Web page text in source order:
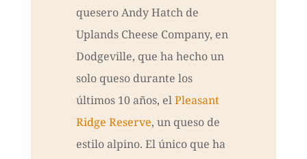
quesero Andy Hatch de
Uplands Cheese Company, en
Dodgeville, que ha hecho un
solo queso durante los
últimos 10 años, elPleasant
Ridge Reserve, un queso de
estilo alpino. El único que ha